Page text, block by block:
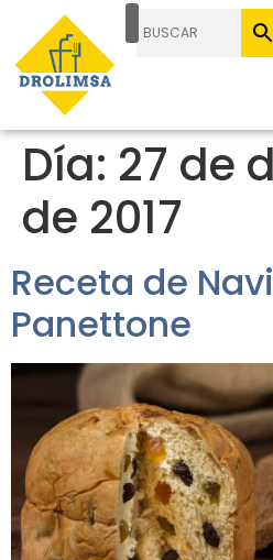
Día: 27 de
de 2017
Receta de
Panettone